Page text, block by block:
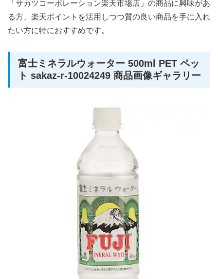
「サカツコーポレーション楽天市場店」の商品に興味があ
る方、楽天ポイントを活用しつつ質の良い商品を手に入れ
たい方に特におすすめです。
富士ミネラルウォーター 500ml PET ペッ
ト sakaz-r-10024249 商品画像ギャラリー